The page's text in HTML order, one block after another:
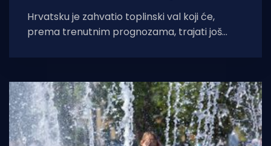
Hrvatsku je zahvatio toplinski val koji će,
prema trenutnim prognozama, trajati još
tijekom